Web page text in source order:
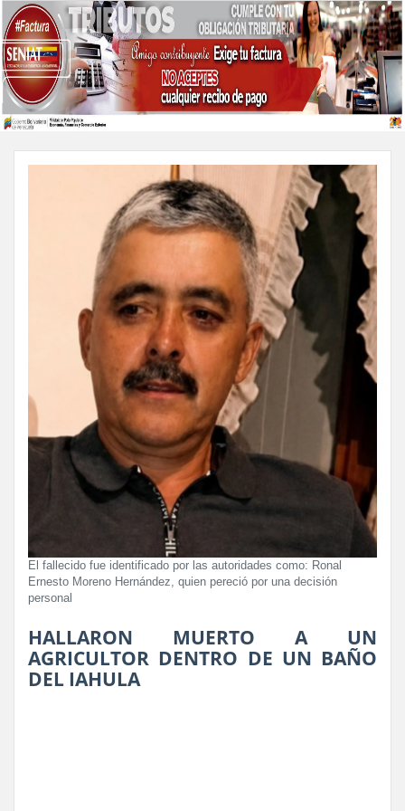
El fallecido fue identificado por las autoridades como: Ronal
Ernesto Moreno Hernández, quien pereció por una decisión
personal
HALLARON MUERTO A UN
AGRICULTOR DENTRO DE UN BAÑO
DEL IAHULA